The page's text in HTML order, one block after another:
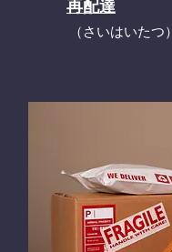
再配達
​（さいはいたつ）